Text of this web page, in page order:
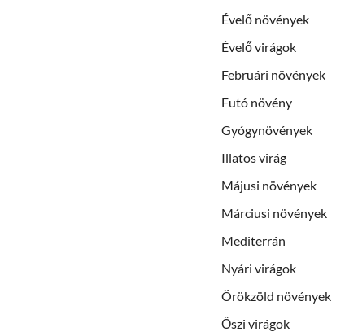
Évelő növények
Évelő virágok
Februári növények
Futó növény
Gyógynövények
Illatos virág
Májusi növények
Márciusi növények
Mediterrán
Nyári virágok
Örökzöld növények
Őszi virágok